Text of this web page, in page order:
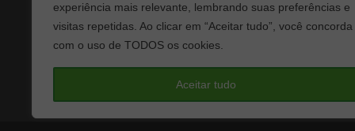
experiência mais relevante, lembrando suas preferências e
visitas repetidas. Ao clicar em “Aceitar tudo”, você concorda
com o uso de TODOS os cookies.
Aceitar tudo